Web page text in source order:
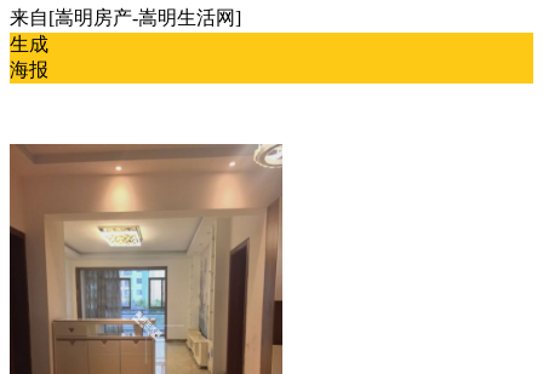
来自[嵩明房产-嵩明生活网]
生成
海报